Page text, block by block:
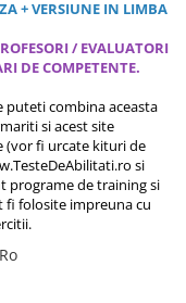
+ VERSIUNE IN LIMBA
/ EVALUATORI
DE COMPETENTE.
puteti combina aceasta
si acest site
(vor fi urcate kituri de
si
programe de training si
fi folosite impreuna cu